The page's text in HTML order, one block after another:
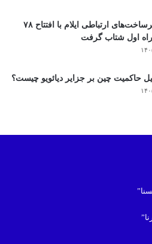
توسعه زیرساخت‌های ارتباطی ایلام با افتتاح ۷۸
اول شتاب گرفت
حاکمیت چین بر جزایر دیائویو چیست؟